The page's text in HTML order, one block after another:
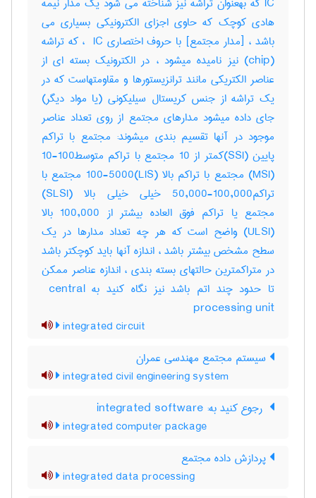
هادی کوچک که حاوی اجزای الکترونیکی بسیاری می
باشد ، [مدار مجتمع] با حروف اختصاری ‎ IC ، که تراشه
(‎chip) نیز نامیده میشود ، در الکترونیک بسته ای از
عناصر الکتریکی مانند ترانزیستورها و مقاومتهاست که در
یک تراشه از جنس کریستال سیلیکونی (یا مواد دیگر)
جای داده میشود مدارهای مجتمع از روی تعداد عناصر
موجود در آنها تقسیم بندی میشوند: مجتمع با تراکم
پایین (‎SSI)کمتر از ‎10 مجتمع با تراکم متوسط‎10-100
(‎MSI) مجتمع با تراکم بالا (‎LIS)‎100-5000 مجتمع با
تراکم‎50,000-100,000 خیلی خیلی بالا (‎SLSI)
مجتمع یا تراکم فوق العاده بیشتر از ‎100,000 بالا
(‎ULSI) واضح است که هر چه تعداد مدارها در یک
سطح مشخص بیشتر باشد ، اندازه آنها باید کوچکتر باشد
در متراکمترین حالتهای بسته بندی ، اندازه عناصر ممکن
تا حدود چند اتم باشد نیز نگاه کنید به ‎ central
processing unit
integrated circuit
سیستم مجتمع مهندسی عمران
integrated civil engineering system
integrated computer package
پردازش داده مجتمع
integrated data processing